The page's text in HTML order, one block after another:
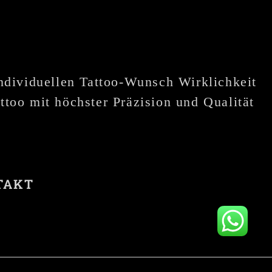
Tattoo-Wunsch Wirklichkeit
mit höchster Präzision und Qualität